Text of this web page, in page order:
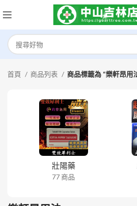
首頁 商品列表 商品標籤為 “樂軒昂用
壯陽藥
77 商品